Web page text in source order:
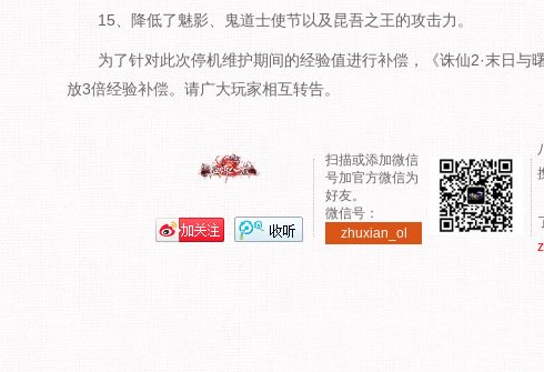
15、降低了魅影、鬼道士使节以及昆吾之王的攻击力。
为了针对此次停机维护期间的经验值进行补偿，《诛仙2·末日与
放3倍经验补偿。请广大玩家相互转告。
扫描或添加微信
号加官方微信为
好友。
微信号：
zhuxian_ol